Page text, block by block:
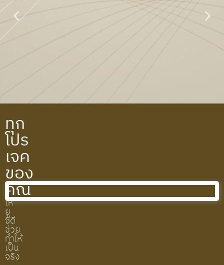
PTT ไพรม์ไฮท์เพอร์ตี้
ทุก
โปร
เจค
ของ
คุณ
ให้
ยู
ซีดี
ช่วย
ทำให้
เป็น
จริง